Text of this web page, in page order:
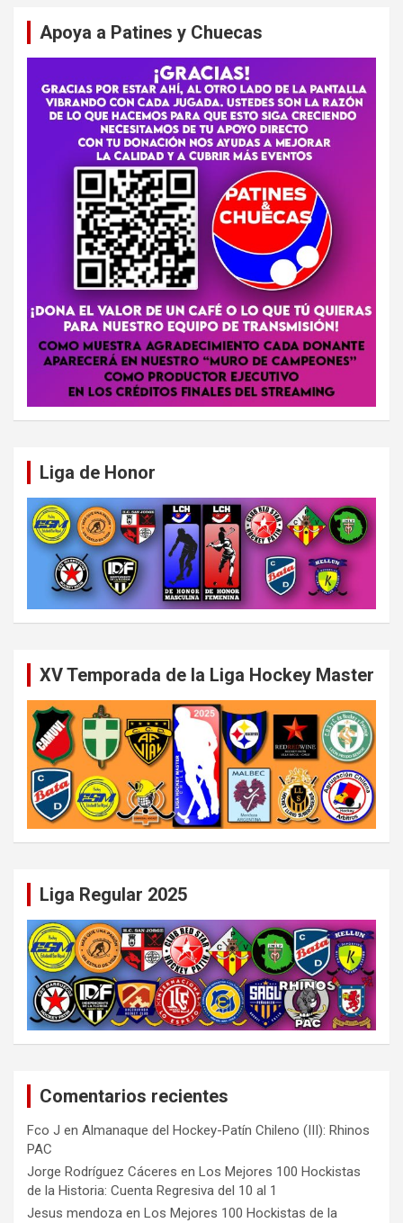
Apoya a Patines y Chuecas
Liga de Honor
XV Temporada de la Liga Hockey Master
Liga Regular 2025
Comentarios recientes
Fco J en Almanaque del Hockey-Patín Chileno (III): Rhinos
PAC
Jorge Rodríguez Cáceres en Los Mejores 100 Hockistas
de la Historia: Cuenta Regresiva del 10 al 1
Jesus mendoza en Los Mejores 100 Hockistas de la